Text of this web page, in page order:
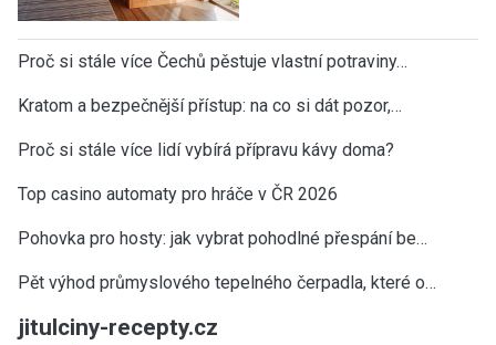
Proč si stále více Čechů pěstuje vlastní potraviny…
Kratom a bezpečnější přístup: na co si dát pozor,…
Proč si stále více lidí vybírá přípravu kávy doma?
Top casino automaty pro hráče v ČR 2026
Pohovka pro hosty: jak vybrat pohodlné přespání be…
Pět výhod průmyslového tepelného čerpadla, které o…
jitulciny-recepty.cz